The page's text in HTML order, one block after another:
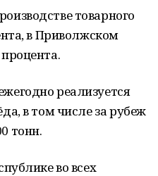
товарного
в Приволжском
реализуется
в том числе за рубеж
тонн.
во всех